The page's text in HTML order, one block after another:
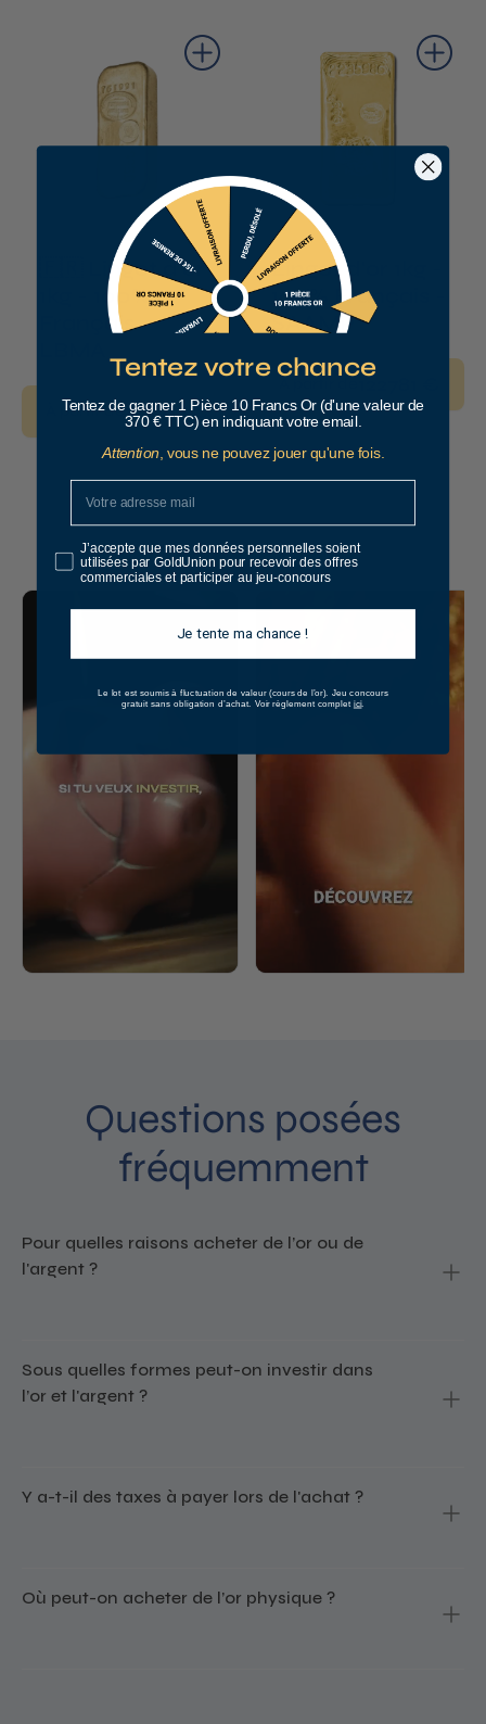
🇫🇷 Lingot d'or
1kg - 100%
Français -
À partir de121696 €
Lingot d'or 1kg -
100% Français -
SAAMP
122781 €
Questions posées
fréquemment
Pour quelles raisons acheter de l’or ou de
l'argent ?
Sous quelles formes peut-on investir dans
l’or et l'argent ?
Y a-t-il des taxes à payer lors de l'achat ?
Où peut-on acheter de l’or physique ?
Tentez votre chance
Tentez de gagner 1 Pièce 10 Francs Or (d'une valeur de
370 € TTC) en indiquant votre email.
Attention , vous ne pouvez jouer qu'une fois.
J’accepte que mes données personnelles soient
utilisées par GoldUnion pour recevoir des offres
commerciales et participer au jeu-concours
Je tente ma chance !
Le lot est soumis à fluctuation de valeur (cours de l’or). Jeu concours
gratuit sans obligation d’achat. Voir règlement complet ici.